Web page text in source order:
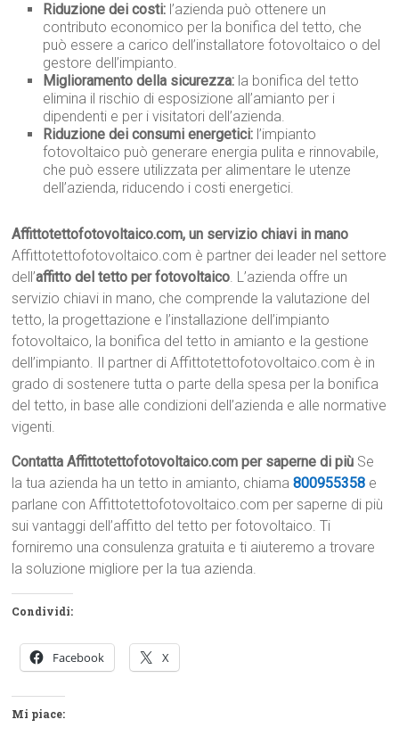
Riduzione dei costi: l’azienda può ottenere un
contributo economico per la bonifica del tetto, che
può essere a carico dell’installatore fotovoltaico o del
gestore dell’impianto.
Miglioramento della sicurezza: la bonifica del tetto
elimina il rischio di esposizione all’amianto per i
dipendenti e per i visitatori dell’azienda.
Riduzione dei consumi energetici: l’impianto
fotovoltaico può generare energia pulita e rinnovabile,
che può essere utilizzata per alimentare le utenze
dell’azienda, riducendo i costi energetici.
Affittotettofotovoltaico.com, un servizio chiavi in mano
Affittotettofotovoltaico.com è partner dei leader nel settore
dell’affitto del tetto per fotovoltaico. L’azienda offre un
servizio chiavi in mano, che comprende la valutazione del
tetto, la progettazione e l’installazione dell’impianto
fotovoltaico, la bonifica del tetto in amianto e la gestione
dell’impianto. Il partner di Affittotettofotovoltaico.com è in
grado di sostenere tutta o parte della spesa per la bonifica
del tetto, in base alle condizioni dell’azienda e alle normative
vigenti.
Contatta Affittotettofotovoltaico.com per saperne di più Se
la tua azienda ha un tetto in amianto, chiama800955358 e
parlane con Affittotettofotovoltaico.com per saperne di più
sui vantaggi dell’affitto del tetto per fotovoltaico. Ti
forniremo una consulenza gratuita e ti aiuteremo a trovare
la soluzione migliore per la tua azienda.
Condividi:
Facebook X
Mi piace: